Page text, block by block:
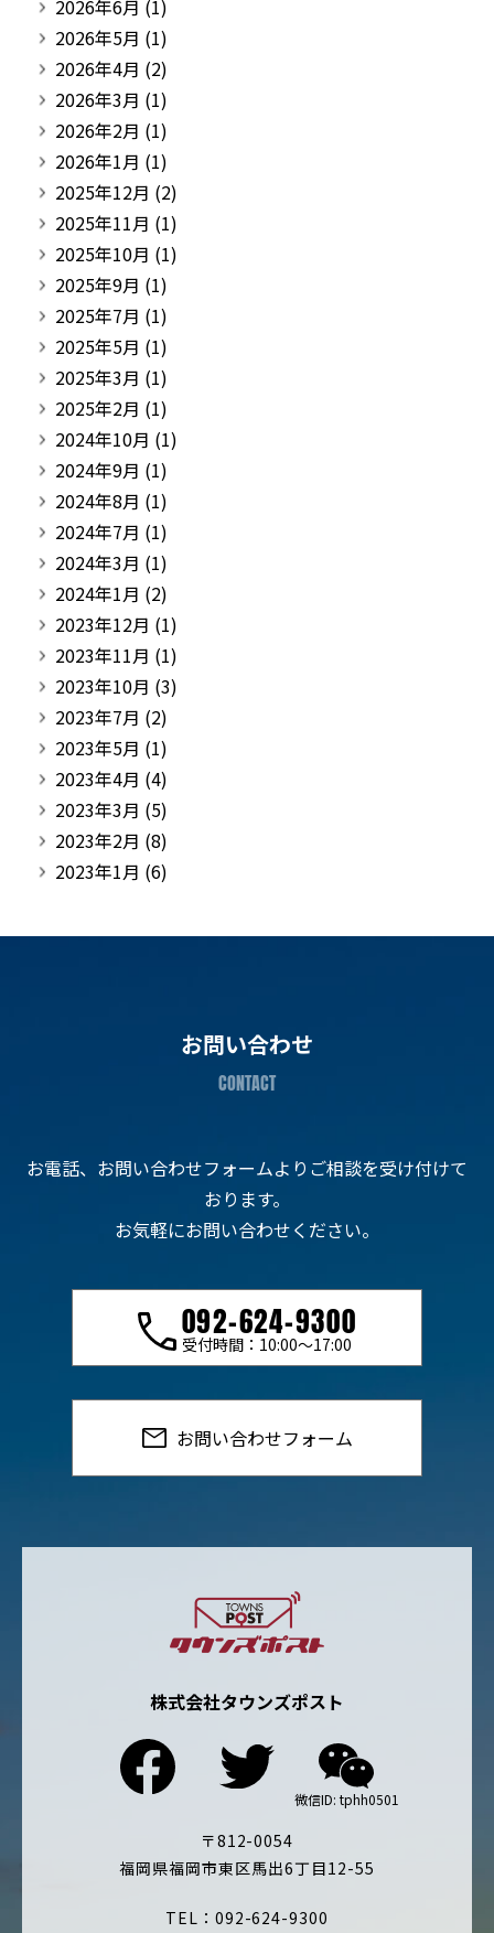
2026年6月 (1)
2026年5月 (1)
2026年4月 (2)
2026年3月 (1)
2026年2月 (1)
2026年1月 (1)
2025年12月 (2)
2025年11月 (1)
2025年10月 (1)
2025年9月 (1)
2025年7月 (1)
2025年5月 (1)
2025年3月 (1)
2025年2月 (1)
2024年10月 (1)
2024年9月 (1)
2024年8月 (1)
2024年7月 (1)
2024年3月 (1)
2024年1月 (2)
2023年12月 (1)
2023年11月 (1)
2023年10月 (3)
2023年7月 (2)
2023年5月 (1)
2023年4月 (4)
2023年3月 (5)
2023年2月 (8)
2023年1月 (6)
お問い合わせ
お電話、お問い合わせフォームよりご相談を受け付けて
おります。
お気軽にお問い合わせください。
092-624-9300
受付時間：10:00〜17:00
お問い合わせフォーム
株式会社タウンズポスト
〒812-0054
福岡県福岡市東区馬出6丁目12-55
TEL：092-624-9300